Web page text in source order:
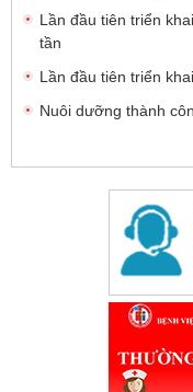
Lần đầu tiên triển
tần
Lần đầu tiên triển
Nuôi dưỡng thành